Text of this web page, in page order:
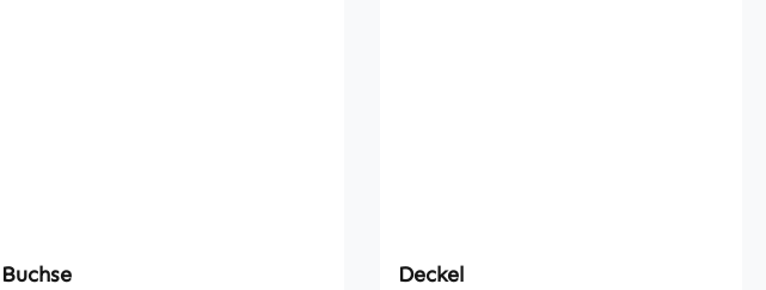
Buchse Deckel